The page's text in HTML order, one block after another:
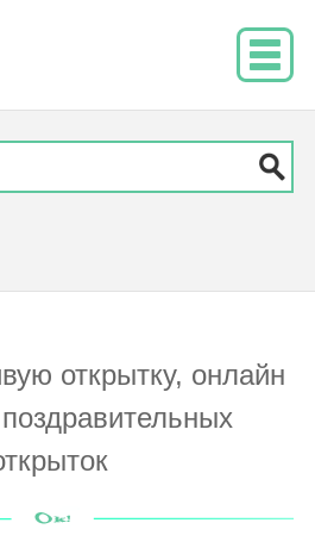
открытку, онлайн